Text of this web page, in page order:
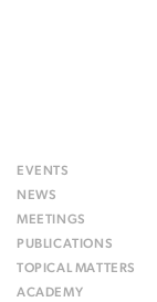
EVENTS
NEWS
MEETINGS
PUBLICATIONS
TOPICAL MATTERS
ACADEMY